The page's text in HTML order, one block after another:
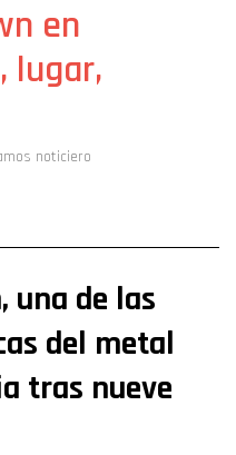
en
lugar,
noticiero
una de las
del metal
tras nueve